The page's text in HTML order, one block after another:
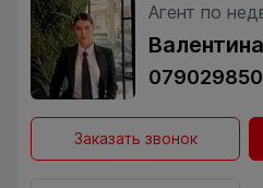
Агент по
079029850
Заказать звонок